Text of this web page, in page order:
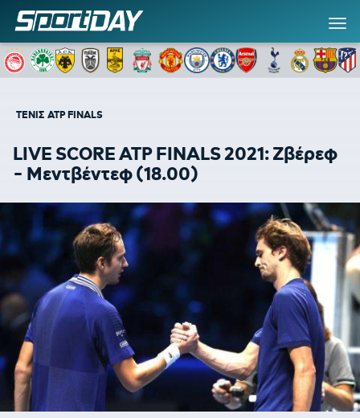
ΤΕΝΙΣ ATP FINALS
LIVE SCORE ATP FINALS 2021: Ζβέρεφ
- Μεντβέντεφ (18.00)